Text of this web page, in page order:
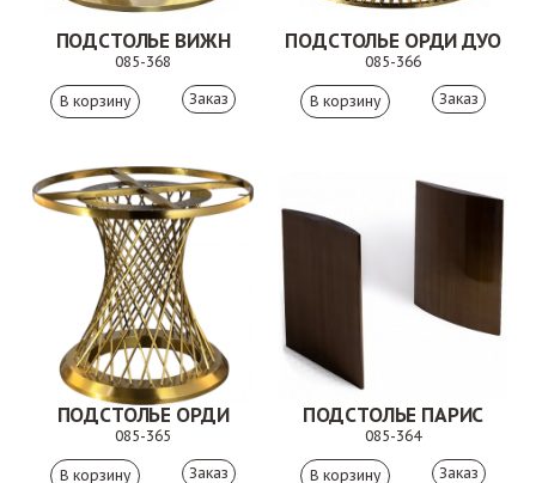
ПОДСТОЛЬЕ ВИЖН
085-368
Заказ
ПОДСТОЛЬЕ ОРДИ ДУО
085-366
Заказ
ПОДСТОЛЬЕ ОРДИ
085-365
Заказ
ПОДСТОЛЬЕ ПАРИС
085-364
Заказ